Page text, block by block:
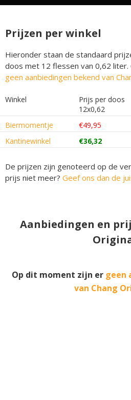
Prijzen per winkel
Hieronder staan de standaard
doos met 12 flessen van 0,62
geen aanbiedingen bekend van
Winkel
Prijs per doos
12x0,62
Biermomentje €49,95
Kantinewinkel
€36,32
De prijzen zijn genoteerd op de
prijs niet meer? Geef ons dan de
Aanbiedingen en
Op dit moment zijn er geen
van Chang